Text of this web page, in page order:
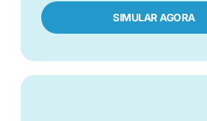
SIMULAR AGORA